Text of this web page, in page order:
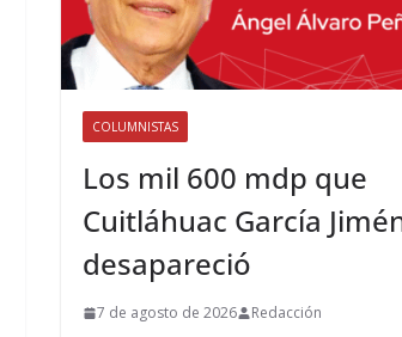
COLUMNISTAS
Los mil 600 mdp que
Cuitláhuac García
desapareció
7 de agosto de 2026 Redacción